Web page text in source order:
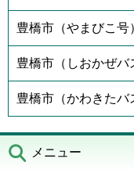
豊橋市（やまびこ号
豊橋市（しおかぜバ
豊橋市（かわきたバ
メニュー